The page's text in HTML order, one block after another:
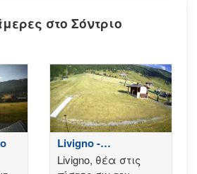
στο Σόντριο
Livigno -
Χιονοδρομικό San
Livigno, θέα στις